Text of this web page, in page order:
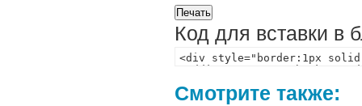
Код для вставки в
Смотрите также: